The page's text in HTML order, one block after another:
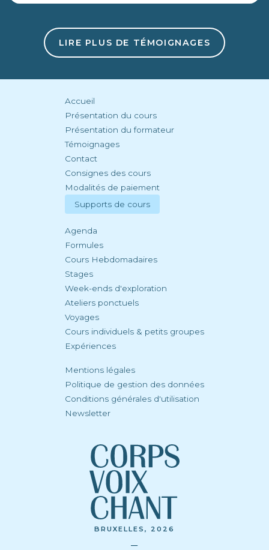
aident beaucoup également 😊). Il partage
la musique d'une façon accessible à tout le
monde. Merci pour cette aventure !
LIRE PLUS DE TÉMOIGNAGES
Accueil
Présentation du cours
Présentation du formateur
Témoignages
Contact
Consignes des cours
Modalités de paiement
Supports de cours
Agenda
Formules
Cours Hebdomadaires
Stages
Week-ends d'exploration
Ateliers ponctuels
Voyages
Cours individuels & petits groupes
Expériences
Mentions légales
Politique de gestion des données
Conditions générales d'utilisation
Newsletter
BRUXELLES, 2026
—